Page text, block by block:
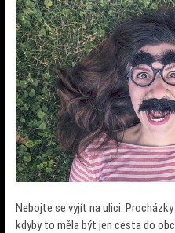
Nebojte se vyjít na ulici.
kdyby to měla být jen cesta do